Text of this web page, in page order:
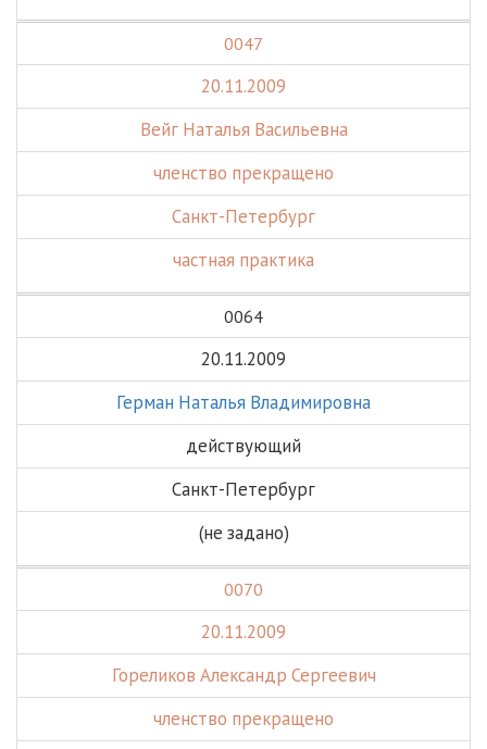
0047
20.11.2009
Вейг Наталья Васильевна
членство прекращено
Санкт-Петербург
частная практика
0064
20.11.2009
Герман Наталья Владимировна
действующий
Санкт-Петербург
(не задано)
0070
20.11.2009
Гореликов Александр Сергеевич
членство прекращено